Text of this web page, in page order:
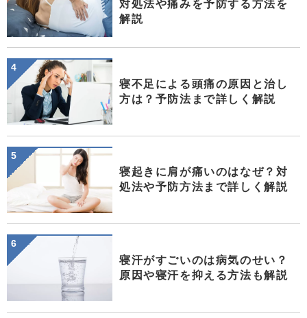
対処法や痛みを予防する方法を
解説
寝不足による頭痛の原因と治し
方は？予防法まで詳しく解説
寝起きに肩が痛いのはなぜ？対
処法や予防方法まで詳しく解説
寝汗がすごいのは病気のせい？
原因や寝汗を抑える方法も解説